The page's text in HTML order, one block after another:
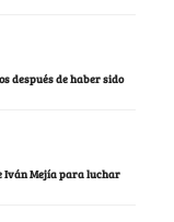
después de haber sido
Iván Mejía para luchar